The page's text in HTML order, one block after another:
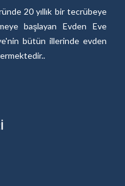
20 yıllık bir tecrübeye
başlayan Evden Eve
bütün illerinde evden